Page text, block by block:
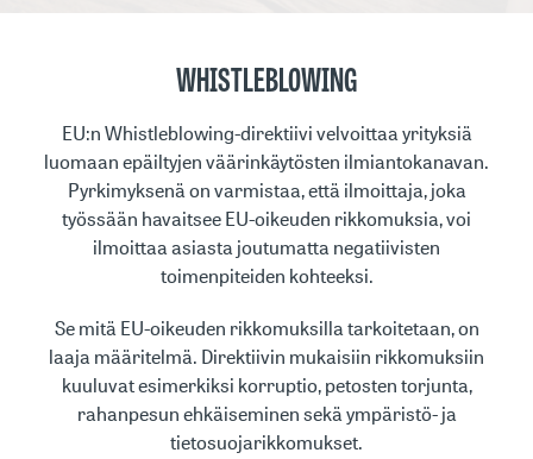
WHISTLEBLOWING
EU:n Whistleblowing-direktiivi velvoittaa yrityksiä
luomaan epäiltyjen väärinkäytösten ilmiantokanavan.
Pyrkimyksenä on varmistaa, että ilmoittaja, joka
työssään havaitsee EU-oikeuden rikkomuksia, voi
ilmoittaa asiasta joutumatta negatiivisten
toimenpiteiden kohteeksi.
Se mitä EU-oikeuden rikkomuksilla tarkoitetaan, on
laaja määritelmä. Direktiivin mukaisiin rikkomuksiin
kuuluvat esimerkiksi korruptio, petosten torjunta,
rahanpesun ehkäiseminen sekä ympäristö- ja
tietosuojarikkomukset.